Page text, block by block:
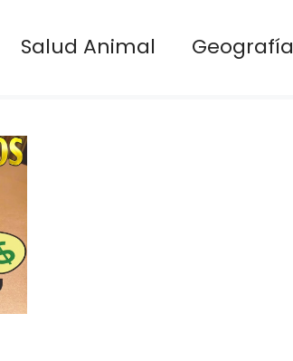
Salud Animal Geografía